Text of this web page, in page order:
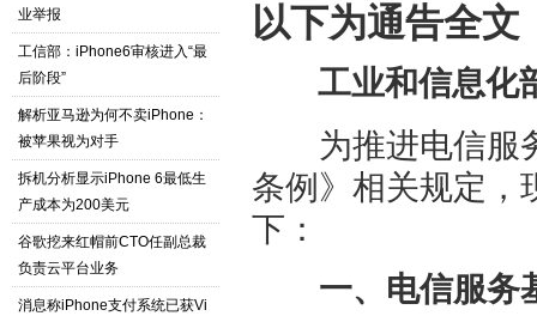
业举报
工信部：iPhone6审核进入“最
后阶段”
解析亚马逊为何不卖iPhone：
被苹果视为对手
拆机分析显示iPhone 6最低生
产成本为200美元
谷歌挖来红帽前CTO任副总裁
负责云平台业务
消息称iPhone支付系统已获Vi
以下为通告全文
工业和信息化
为推进电信服务
条例》相关规定，
下：
一、电信服务